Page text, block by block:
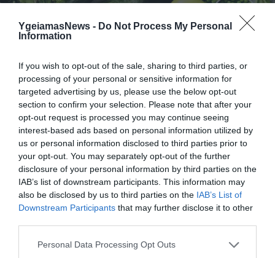
YgeiamasNews - Do Not Process My Personal
Information
If you wish to opt-out of the sale, sharing to third parties, or
processing of your personal or sensitive information for
targeted advertising by us, please use the below opt-out
section to confirm your selection. Please note that after your
opt-out request is processed you may continue seeing
interest-based ads based on personal information utilized by
us or personal information disclosed to third parties prior to
your opt-out. You may separately opt-out of the further
disclosure of your personal information by third parties on the
IAB’s list of downstream participants. This information may
also be disclosed by us to third parties on the IAB’s List of
Downstream Participants that may further disclose it to other
Please note that this website/app uses one or more Google
Personal Data Processing Opt Outs
31.07.2026 15:06
Οι τροφές που βοηθούν στη μακροζωία
31.07.2026